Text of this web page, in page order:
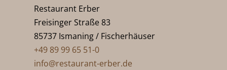
Restaurant Erber
Freisinger Straße 83
85737 Ismaning / Fischerhäuser
+49 89 99 65 51-0
info@restaurant-erber.de